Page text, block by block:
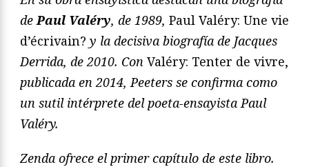
dePaul Valéry, de 1989, Paul Valéry: Une vie
d’écrivain? y la decisiva biografía de Jacques
Derrida, de 2010. Con Valéry: Tenter de vivre,
publicada en 2014, Peeters se confirma como
un sutil intérprete del poeta-ensayista Paul
Valéry.
Zenda ofrece el primer capítulo de este libro.